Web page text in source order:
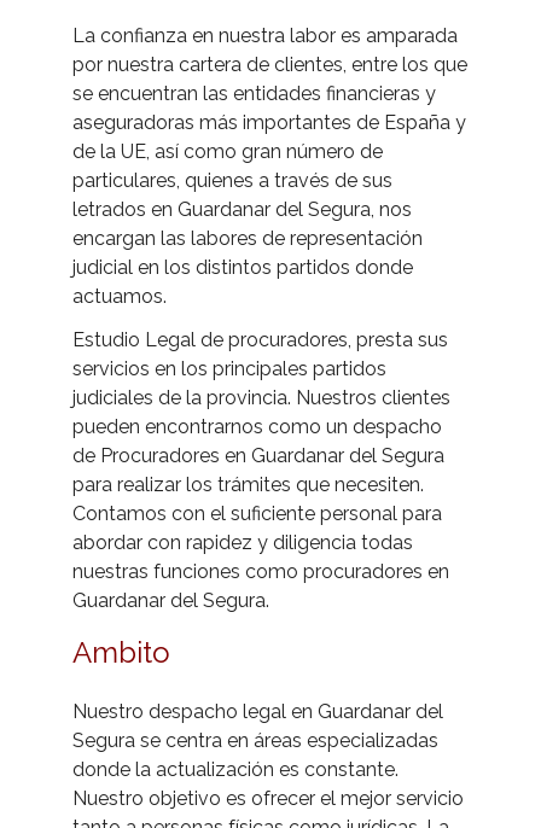
- Registros y certificaciones
- Subastas e informes
- Activar Subasta en BOE
- Tasas y depósitos judiciales
- Calcular Nº Cuenta Juzgado
- Protocolo Apelaciones RDL 6/23
- Reformas Legales
La confianza en nuestra labor es amparada
por nuestra cartera de clientes, entre los que
se encuentran las entidades financieras y
aseguradoras más importantes de España y
de la UE, así como gran número de
particulares, quienes a través de sus
letrados en Guardanar del Segura, nos
encargan las labores de representación
judicial en los distintos partidos donde
actuamos.
Estudio Legal de procuradores, presta sus
servicios en los principales partidos
judiciales de la provincia. Nuestros clientes
pueden encontrarnos como un despacho
de Procuradores en Guardanar del Segura
para realizar los trámites que necesiten.
Contamos con el suficiente personal para
abordar con rapidez y diligencia todas
nuestras funciones como procuradores en
Guardanar del Segura.
Ambito
Nuestro despacho legal en Guardanar del
Segura se centra en áreas especializadas
donde la actualización es constante.
Nuestro objetivo es ofrecer el mejor servicio